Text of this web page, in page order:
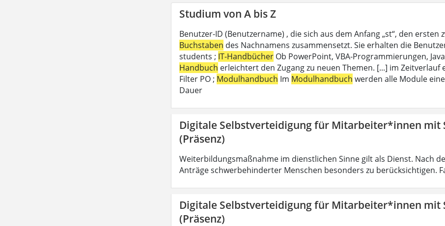
Studium von A bis Z
Benutzer-ID (Benutzername) , die sich aus dem Anfang „st“, den ersten
Buchstaben des Nachnamens zusammensetzt. Sie erhalten die
students ; IT-Handbücher Ob PowerPoint, VBA-Programmierungen,
Handbuch erleichtert den Zugang zu neuen Themen. [...] im
Filter PO ; Modulhandbuch Im Modulhandbuch werden alle Module
Dauer
Digitale Selbstverteidigung für Mitarbeiter*innen mit
(Präsenz)
Weiterbildungsmaßnahme im dienstlichen Sinne gilt als Dienst. Nach
Anträge schwerbehinderter Menschen besonders zu berücksichtigen.
Digitale Selbstverteidigung für Mitarbeiter*innen mit
(Präsenz)